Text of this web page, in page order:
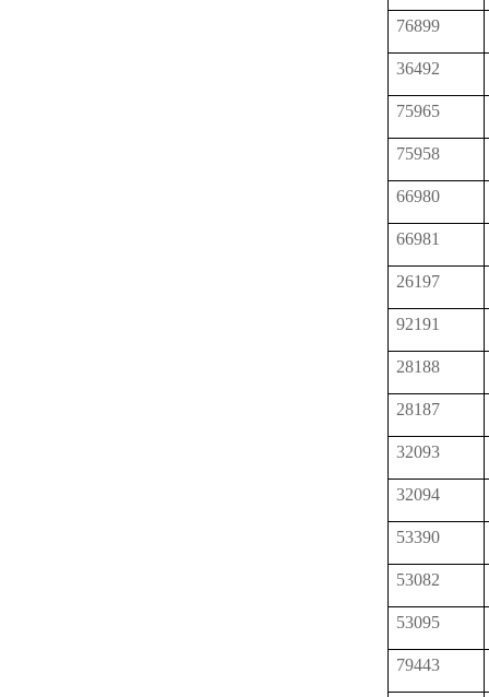
76899
36492
75965
75958
66980
66981
26197
92191
28188
28187
32093
32094
53390
53082
53095
79443